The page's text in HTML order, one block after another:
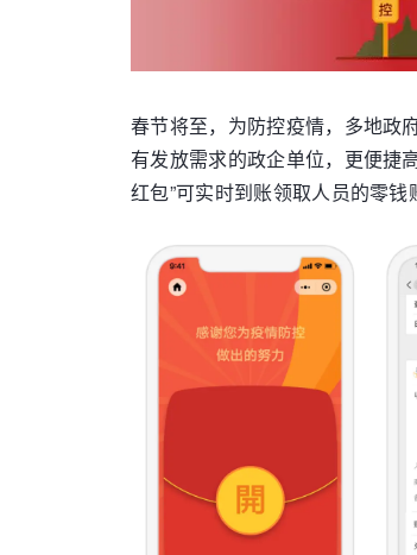
春节将至，为防控疫情，多地政
有发放需求的政企单位，更便捷
红包”可实时到账领取人员的零